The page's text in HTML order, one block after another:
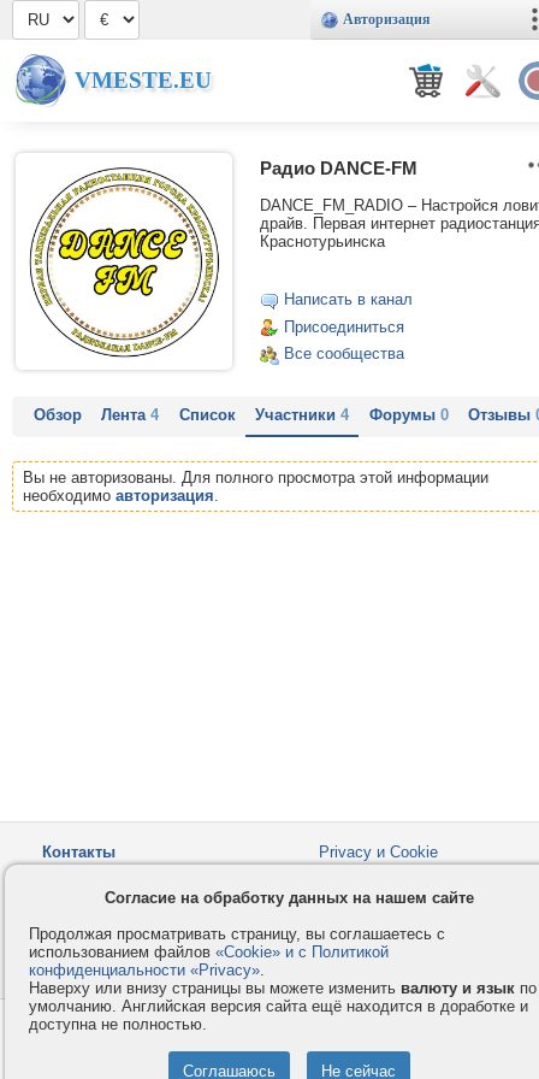
Авторизация
VMESTE.EU
Радио DANCE-FM
DANCE_FM_RADIO – Настройся
драйв. Первая интернет
Краснотурьинска
Написать в канал
Присоединиться
Все сообщества
Обзор Лента4 Список Участники4 Форумы 0 Отзывы
Вы не авторизованы. Для полного просмотра этой информации
необходимо авторизация.
Контакты
Privacy и Cookie
Как оплатить
Форумы
© 2008-2026VMESTE.EU
Согласие на обработку данных на нашем сайте
Продолжая просматривать страницу, вы соглашаетесь с
использованием файлов «Cookie» и с Политикой
конфиденциальности «Privacy».
Наверху или внизу страницы вы можете изменить валюту и язык по
умолчанию. Английская версия сайта ещё находится в доработке и
доступна не полностью.